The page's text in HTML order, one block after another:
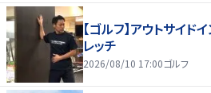
【ゴルフ】アウトサイド
レッチ
2026/08/10 17:00ゴルフ